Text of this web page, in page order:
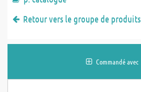
Retour vers le groupe de produits
Commandé avec